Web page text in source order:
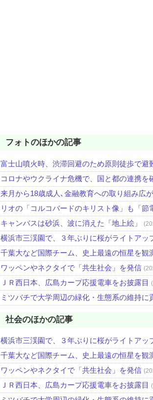
フォトのほかの記事
富士山噴火時、渋滞回避のため原則徒歩で避
コロナやウクライナ危機で、国と都の連携を
来月から18歳成人､金融教育への取り組み広
リオの「コルコバードのキリスト像」も「節
キャンバスは砂浜、波に消えた「地上絵」
横浜市三渓園で、３年ぶりに桜がライトア
千葉大など国際チーム、史上最遠の恒星を観
ワッペンやネクタイで「共生社会」を発信
ＪＲ西日本、広島カープ応援電車をお披露目
ミツバチで大学周辺の緑化・生態系の維持に
社会のほかの記事
横浜市三渓園で、３年ぶりに桜がライトア
千葉大など国際チーム、史上最遠の恒星を観
ワッペンやネクタイで「共生社会」を発信
ＪＲ西日本、広島カープ応援電車をお披露目